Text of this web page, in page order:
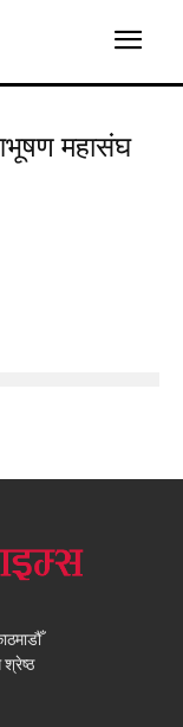
महासंघ